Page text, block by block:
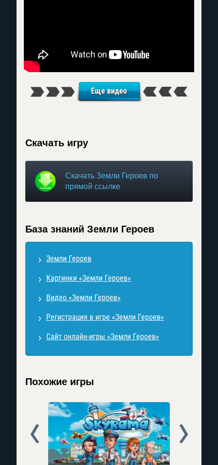
Еще видео
Скачать игру
Скачать Земли Героев по
прямой ссылке
База знаний Земли Героев
Земли Героев
Картинки «Земли Героев»
Видео «Земли Героев»
Регистрация в игре «Земли Героев»
Сайт онлайн-игры «Земли Героев»
Похожие игры